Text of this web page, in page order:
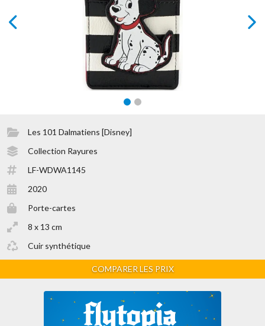
Les 101 Dalmatiens [Disney]
Collection Rayures
LF-WDWA1145
2020
Porte-cartes
8 x 13 cm
Cuir synthétique
COMPARER LES PRIX